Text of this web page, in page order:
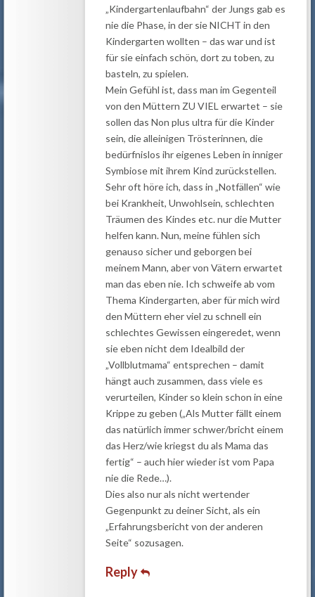
„Kindergartenlaufbahn“ der Jungs gab es
nie die Phase, in der sie NICHT in den
Kindergarten wollten – das war und ist
für sie einfach schön, dort zu toben, zu
basteln, zu spielen.
Mein Gefühl ist, dass man im Gegenteil
von den Müttern ZU VIEL erwartet – sie
sollen das Non plus ultra für die Kinder
sein, die alleinigen Trösterinnen, die
bedürfnislos ihr eigenes Leben in inniger
Symbiose mit ihrem Kind zurückstellen.
Sehr oft höre ich, dass in „Notfällen“ wie
bei Krankheit, Unwohlsein, schlechten
Träumen des Kindes etc. nur die Mutter
helfen kann. Nun, meine fühlen sich
genauso sicher und geborgen bei
meinem Mann, aber von Vätern erwartet
man das eben nie. Ich schweife ab vom
Thema Kindergarten, aber für mich wird
den Müttern eher viel zu schnell ein
schlechtes Gewissen eingeredet, wenn
sie eben nicht dem Idealbild der
„Vollblutmama“ entsprechen – damit
hängt auch zusammen, dass viele es
verurteilen, Kinder so klein schon in eine
Krippe zu geben („Als Mutter fällt einem
das natürlich immer schwer/bricht einem
das Herz/wie kriegst du als Mama das
fertig“ – auch hier wieder ist vom Papa
nie die Rede…).
Dies also nur als nicht wertender
Gegenpunkt zu deiner Sicht, als ein
„Erfahrungsbericht von der anderen
Seite“ sozusagen.
Reply